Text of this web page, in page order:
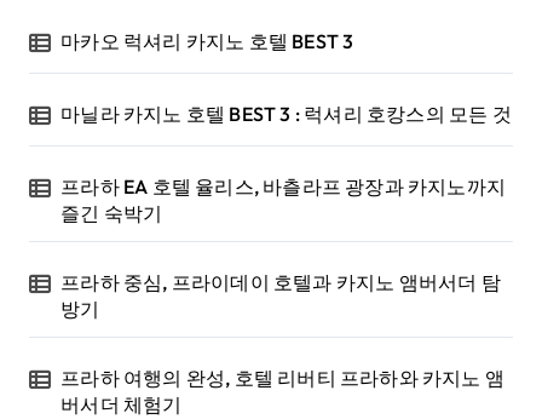
마카오 럭셔리 카지노 호텔 BEST 3
마닐라 카지노 호텔 BEST 3 : 럭셔리 호캉스의 모든 것
프라하 EA 호텔 율리스, 바츨라프 광장과 카지노까지
즐긴 숙박기
프라하 중심, 프라이데이 호텔과 카지노 앰버서더 탐
방기
프라하 여행의 완성, 호텔 리버티 프라하와 카지노 앰
버서더 체험기